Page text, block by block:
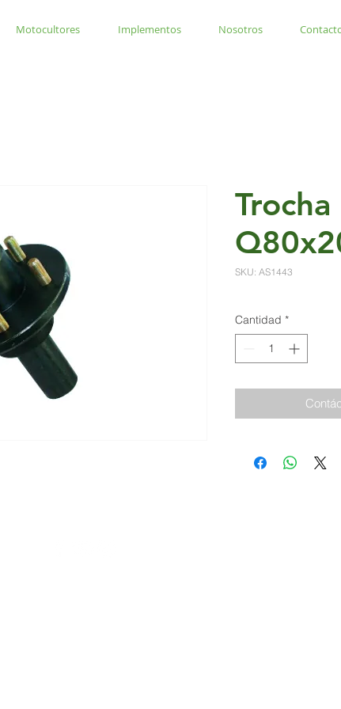
Motocultores Implementos Nosotros
Trocha
SKU: AS1443
Cantidad *